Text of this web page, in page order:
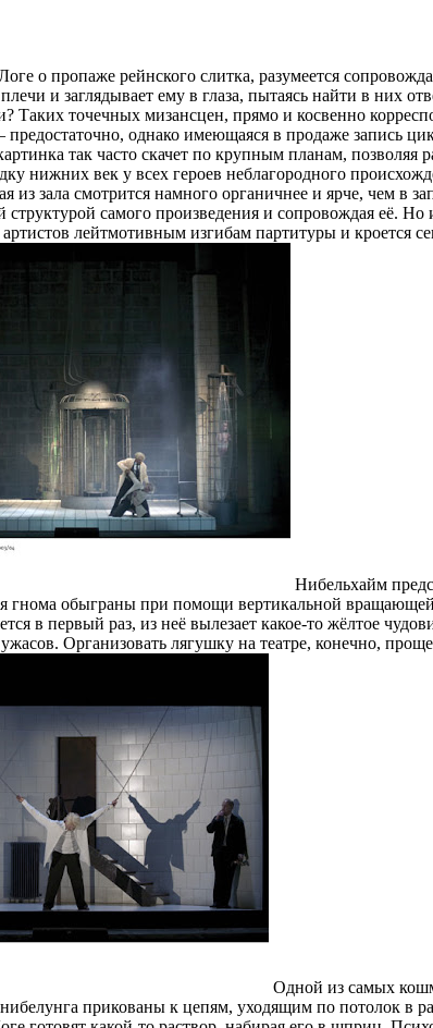
о пропаже рейнского слитка, разумеется
и заглядывает ему в глаза, пытаясь найти в них
Таких точечных мизансцен, прямо и косвенно
однако имеющаяся в продаже запись
так часто скачет по крупным планам, позволяя
нижних век у всех героев неблагородного
из зала смотрится намного органичнее и ярче, чем в
самого произведения и сопровождая её.
лейтмотивным изгибам партитуры и кроется
Нибельхайм
гнома обыграны при помощи вертикальной
в первый раз, из неё вылезает какое-то жёлтое
Организовать лягушку на театре, конечно,
Одной из самых
прикованы к цепям, уходящим по потолок в